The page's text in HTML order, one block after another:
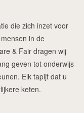
die zich inzet voor
in de
& Fair dragen wij
geven tot onderwijs
Elk tapijt dat u
keten.